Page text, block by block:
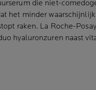
die niet-
het minder
raken. La Roche-
hyaluronzuren naast